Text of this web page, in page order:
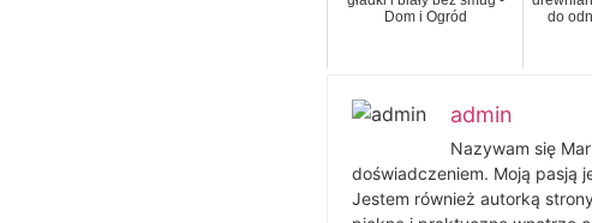
Dom i Ogród
do
admin
Nazywam się
doświadczeniem. Moją pasją
Jestem również autorką